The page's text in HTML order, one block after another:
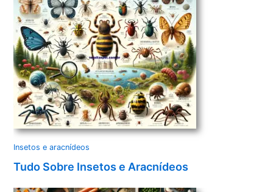
Insetos e aracnídeos
Tudo Sobre Insetos e Aracnídeos